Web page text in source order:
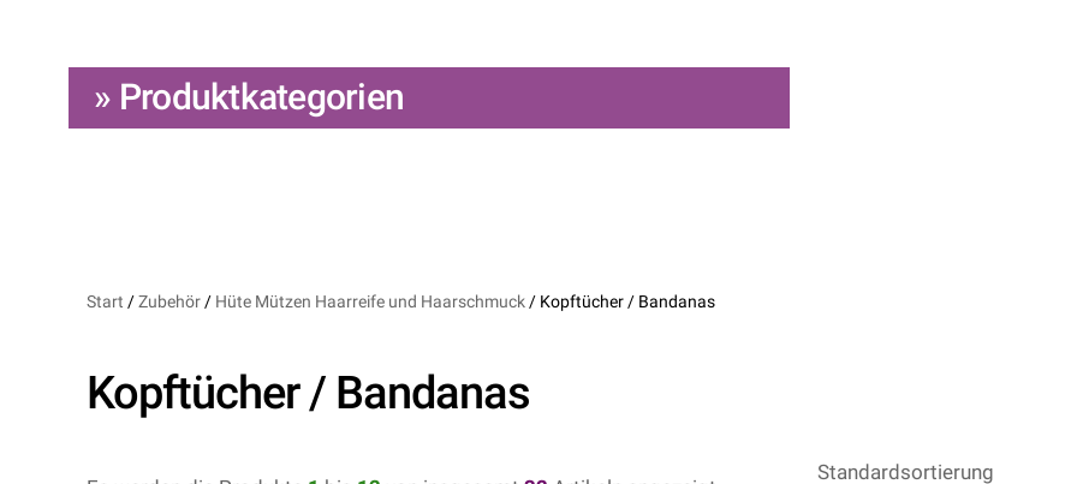
» Produktkategorien
Start /Zubehör / Hüte Mützen Haarreife und Haarschmuck / Kopftücher / Bandanas
Kopftücher / Bandanas